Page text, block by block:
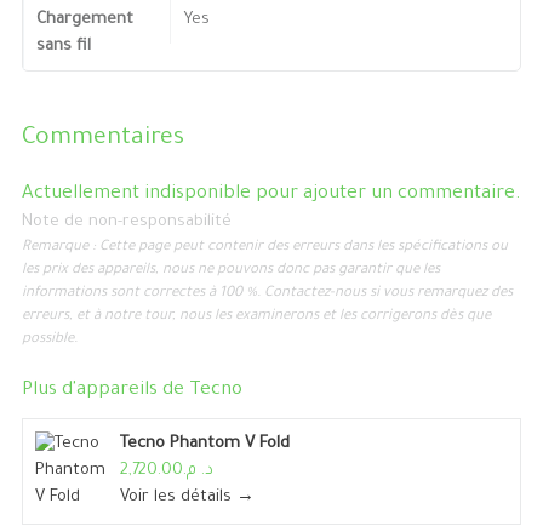
Chargement
sans fil
Yes
Commentaires
Actuellement indisponible pour ajouter un commentaire.
Note de non-responsabilité
Remarque : Cette page peut contenir des erreurs dans les spécifications ou
les prix des appareils, nous ne pouvons donc pas garantir que les
informations sont correctes à 100 %. Contactez-nous si vous remarquez des
erreurs, et à notre tour, nous les examinerons et les corrigerons dès que
possible.
Plus d'appareils de Tecno
Tecno Phantom V Fold
د. م.2,720.00
Voir les détails →